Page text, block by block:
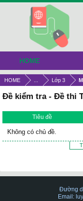
HOME Lớp 3
Đề kiểm tra - Đề thi
Tiêu đề
Không có chủ đề.
HOME
Đường
Email: